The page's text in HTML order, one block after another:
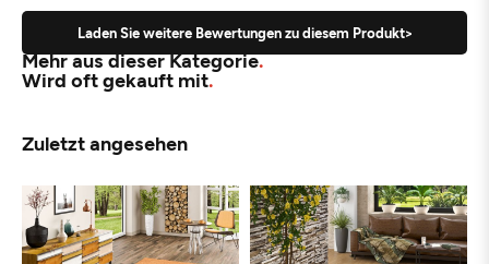
Laden Sie weitere Bewertungen zu diesem Produkt>
Mehr aus dieser Kategorie
Wird oft gekauft mit
Zuletzt angesehen